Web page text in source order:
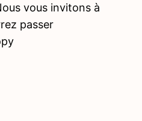
vous invitons à
passer